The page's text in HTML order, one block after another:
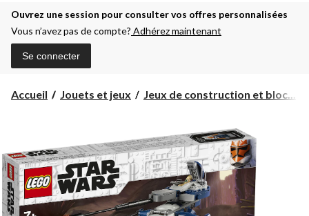
Ouvrez une session pour consulter vos offres personnalisées
Vous n’avez pas de compte? Adhérez maintenant
Se connecter
Accueil Jouets et jeux Jeux de construction et bloc...